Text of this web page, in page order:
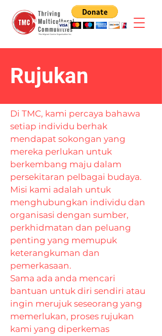
Rujukan
Di TMC, kami percaya bahawa
setiap individu berhak
mendapat sokongan yang
mereka perlukan untuk
berkembang maju dalam
persekitaran pelbagai budaya.
Misi kami adalah untuk
menghubungkan individu dan
organisasi dengan sumber,
perkhidmatan dan peluang
penting yang memupuk
keterangkuman dan
pemerkasaan.
Sama ada anda mencari
bantuan untuk diri sendiri atau
ingin merujuk seseorang yang
memerlukan, proses rujukan
kami yang diperkemas